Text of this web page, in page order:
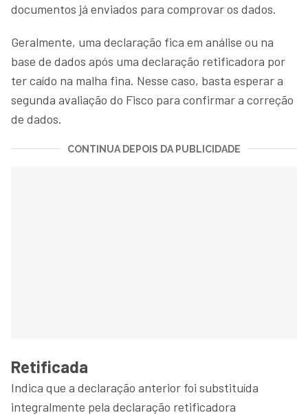
documentos já enviados para comprovar os dados.
Geralmente, uma declaração fica em análise ou na
base de dados após uma declaração retificadora por
ter caído na malha fina. Nesse caso, basta esperar a
segunda avaliação do Fisco para confirmar a correção
de dados.
CONTINUA DEPOIS DA PUBLICIDADE
Retificada
Indica que a declaração anterior foi substituída
integralmente pela declaração retificadora